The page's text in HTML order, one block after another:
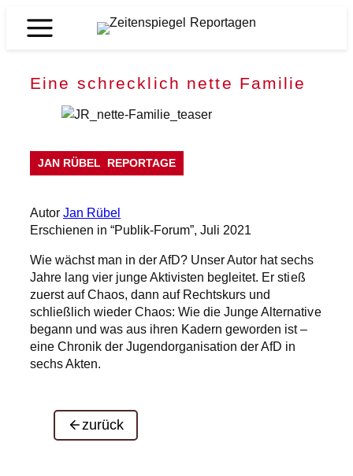
Inhalt
Zeitenspiegel
Eine schrecklich nette Familie
JAN RÜBEL REPORTAGE
AutorJan Rübel
Erschienen in “Publik-Forum”, Juli 2021
Wie wächst man in der AfD? Unser Autor hat sechs
Jahre lang vier junge Aktivisten begleitet. Er stieß
zuerst auf Chaos, dann auf Rechtskurs und
schließlich wieder Chaos: Wie die Junge Alternative
begann und was aus ihren Kadern geworden ist –
eine Chronik der Jugendorganisation der AfD in
sechs Akten.
zurück